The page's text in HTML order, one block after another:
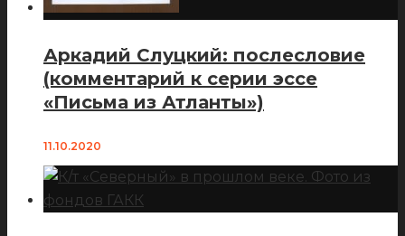
Аркадий Слуцкий: послесловие
(комментарий к серии эссе
«Письма из Атланты»)
11.10.2020